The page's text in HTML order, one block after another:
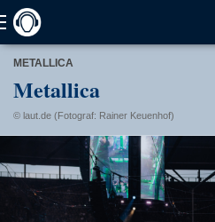
METALLICA
Metallica
© laut.de (Fotograf: Rainer Keuenhof)